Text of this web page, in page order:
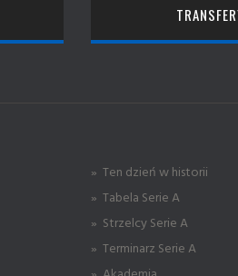
» Ten dzień w historii
» Tabela Serie A
» Strzelcy Serie A
» Terminarz Serie A